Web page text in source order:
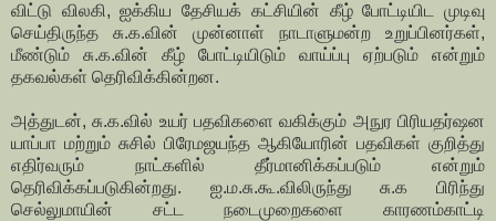
விட்டு விலகி, ஐக்கிய தேசியக் கட்சியின் கீழ் போட்டியிட முடிவு
செய்திருந்த சு.க.வின் முன்னாள் நாடாளுமன்ற உறுப்பினர்கள்,
மீண்டும் சு.க.வின் கீழ் போட்டியிடும் வாய்ப்பு ஏற்படும் என்றும்
தகவல்கள் தெரிவிக்கின்றன.
அத்துடன், சு.க.வில் உயர் பதவிகளை வகிக்கும் அநுர பிரியதர்ஷன
யாப்பா மற்றும் சுசில் பிரேமஜயந்த ஆகியோரின் பதவிகள் குறித்து
எதிர்வரும் நாட்களில் தீர்மானிக்கப்படும் என்றும்
தெரிவிக்கப்படுகின்றது. ஐ.ம.சு.கூ.விலிருந்து சு.க பிரிந்து
செல்லுமாயின் சட்ட நடைமுறைகளை காரணம்காட்டி